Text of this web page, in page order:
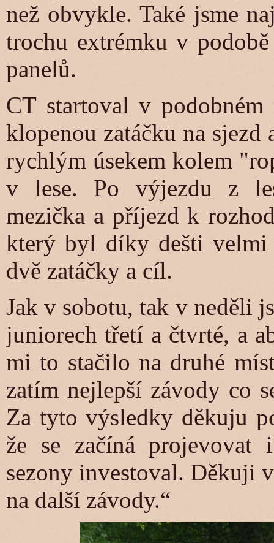
než obvykle. Také jsme
trochu extrémku v
panelů.
CT startoval v
klopenou zatáčku na sjezd
rychlým úsekem kolem
v lese. Po výjezdu z
mezička a příjezd k
který byl díky dešti velmi
dvě zatáčky a cíl.
Jak v sobotu, tak v neděli
juniorech třetí a čtvrté, a
mi to stačilo na druhé
zatím nejlepší závody co
Za tyto výsledky děkuju
že se začíná
sezony investoval. Děkuji
na další závody.“